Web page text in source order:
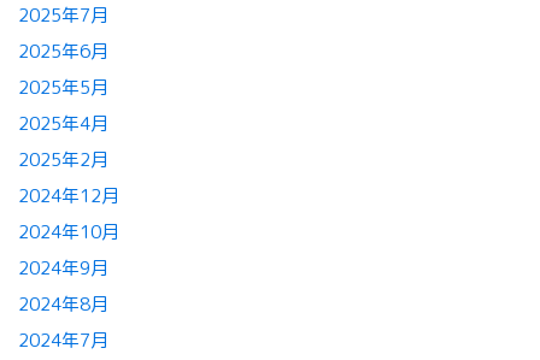
2025年7月
2025年6月
2025年5月
2025年4月
2025年2月
2024年12月
2024年10月
2024年9月
2024年8月
2024年7月